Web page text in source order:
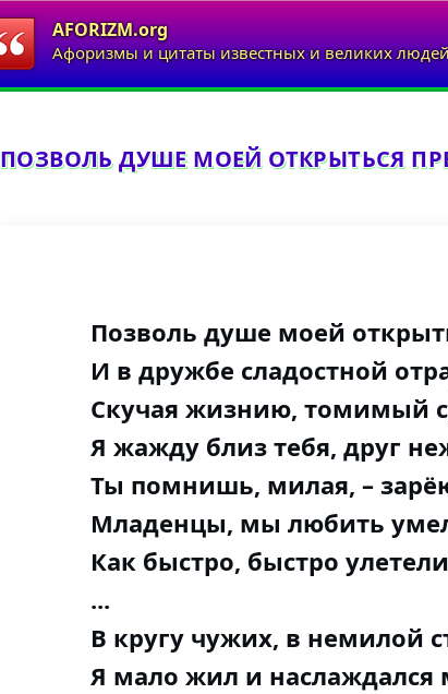
AFORIZM.org
Афоризмы и цитаты известных и великих
ПОЗВОЛЬ ДУШЕ МОЕЙ ОТКРЫТЬСЯ
Позволь душе моей
И в дружбе сладостной
Скучая жизнию, томимый
Я жажду близ тебя, друг
Ты помнишь, милая, –
Младенцы, мы любить
Как быстро, быстро улетели
...
В кругу чужих, в немилой
Я мало жил и наслаждался